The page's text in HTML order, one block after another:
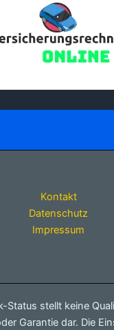
Kontakt
Datenschutz
Impressum
Status stellt keine
Garantie dar. Die